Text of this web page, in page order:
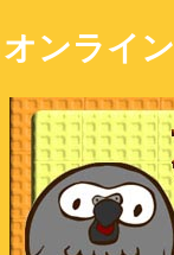
ンライン